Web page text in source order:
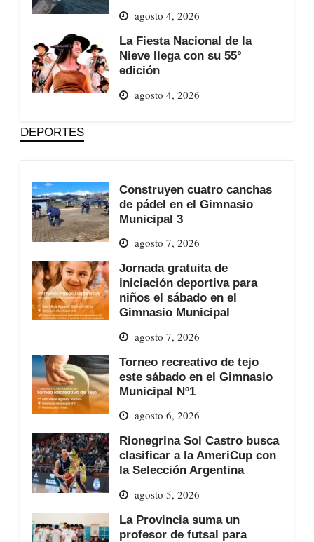
agosto 4, 2026
La Fiesta Nacional de la
Nieve llega con su 55°
edición
agosto 4, 2026
DEPORTES
Construyen cuatro canchas
de pádel en el Gimnasio
Municipal 3
agosto 7, 2026
Jornada gratuita de
iniciación deportiva para
niños el sábado en el
Gimnasio Municipal
agosto 7, 2026
Torneo recreativo de tejo
este sábado en el Gimnasio
Municipal Nº1
agosto 6, 2026
Rionegrina Sol Castro busca
clasificar a la AmeriCup con
la Selección Argentina
agosto 5, 2026
La Provincia suma un
profesor de futsal para